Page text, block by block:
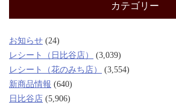
カテゴリー
お知らせ (24)
レシート（日比谷店）
(3,039)
レシート（花のみち店）
(3,554)
新商品情報 (640)
日比谷店 (5,906)